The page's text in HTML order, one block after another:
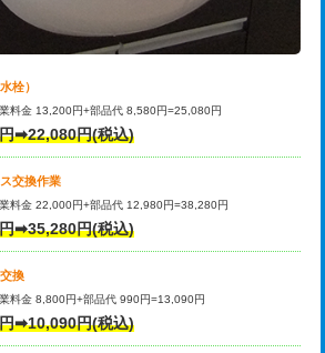
ング鋼管・銅
用/3ｍまで)
44,000円
ング鋼管・銅
用/3ｍ超え)
削・埋め戻し作
工事/3ｍまで） 55,000円
水管工事/3ｍ超
・埋め戻し作業）
など（軽作業）
水処理・清掃・修
など（中作業）
22,000円
水処理・清掃・修
工など（重作業）
33,000円
）
壁付・デッキ
栓）
料金 13,200円+部品代 8,580円=25,080円
➡22,080円(税込)
交換作業
料金 22,000円+部品代 12,980円=38,280円
➡35,280円(税込)
換
料金 8,800円+部品代 990円=13,090円
➡10,090円(税込)